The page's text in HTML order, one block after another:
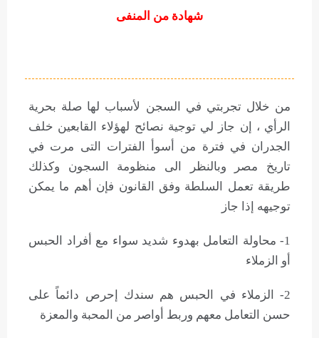
شهادة من المنفى
من خلال تجربتي في السجن لأسباب لها صلة بحرية
الرأي ، إن جاز لي توجية نصائح لهؤلاء القابعين خلف
الجدران في فترة من أسوأ الفترات التى مرت في
تاريخ مصر وبالنظر الى منظومة السجون وكذلك
طريقة تعمل السلطة وفق القانون فإن أهم ما يمكن
توجيهه إذا جاز
1- محاولة التعامل بهدوء شديد سواء مع أفراد الحبس
أو الزملاء
2- الزملاء في الحبس هم سندك إحرص دائماً على
حسن التعامل معهم وربط أواصر من المحبة والمعزة